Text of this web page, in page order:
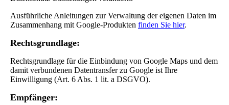
Ausführliche Anleitungen zur Verwaltung der eigenen Daten im
Zusammenhang mit Google-Produkten finden Sie hier.
Rechtsgrundlage:
Rechtsgrundlage für die Einbindung von Google Maps und dem
damit verbundenen Datentransfer zu Google ist Ihre
Einwilligung (Art. 6 Abs. 1 lit. a DSGVO).
Empfänger: